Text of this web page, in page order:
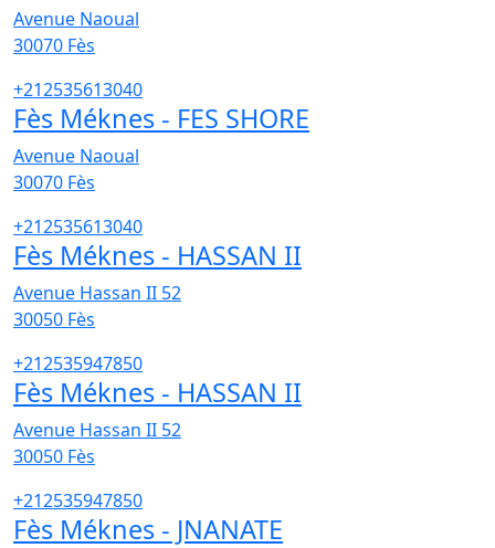
Avenue Naoual
30070 Fès
+212535613040
Fès Méknes - FES SHORE
Avenue Naoual
30070 Fès
+212535613040
Fès Méknes - HASSAN II
Avenue Hassan II 52
30050 Fès
+212535947850
Fès Méknes - HASSAN II
Avenue Hassan II 52
30050 Fès
+212535947850
Fès Méknes - JNANATE